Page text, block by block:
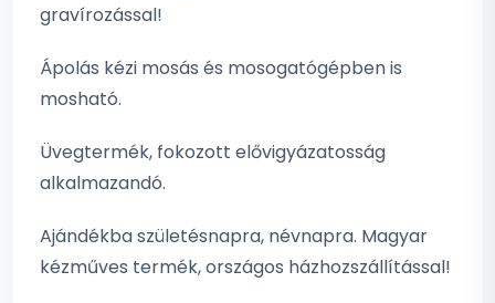
gravírozással!
Ápolás kézi mosás és mosogatógépben is
mosható.
Üvegtermék, fokozott elővigyázatosság
alkalmazandó.
Ajándékba születésnapra, névnapra. Magyar
kézműves termék, országos házhozszállítással!